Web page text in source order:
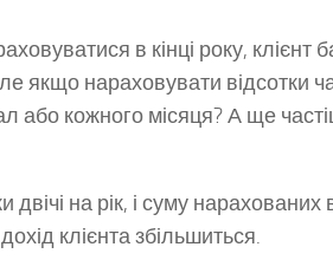
в кінці року, клієнт
якщо нараховувати відсотки
або кожного місяця? А ще
на рік, і суму нарахованих
клієнта збільшиться.